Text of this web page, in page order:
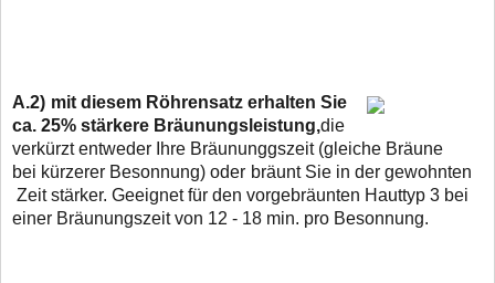
A.2) mit diesem Röhrensatz erhalten Sie
ca. 25% stärkere Bräunungsleistung,die
verkürzt entweder Ihre Bräununggszeit (gleiche Bräune
bei kürzerer Besonnung) oder bräunt Sie in der gewohnten
Zeit stärker. Geeignet für den vorgebräunten Hauttyp 3 bei
einer Bräunungszeit von 12 - 18 min. pro Besonnung.